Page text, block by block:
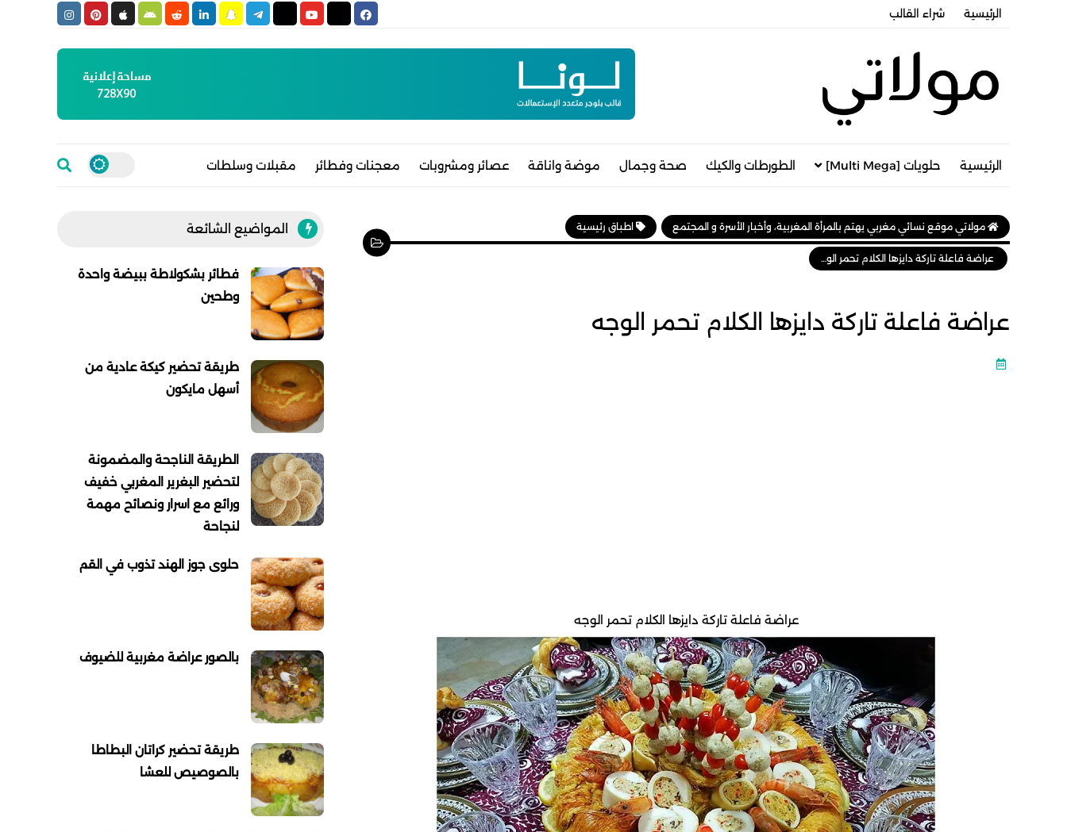
الرئيسية شراء القالب
الرئيسية حلويات [Multi Mega] الطورطات والكيك صحة وجمال موضة واناقة عصائر ومشروبات معجنات وفطائر مقبلات وسلطات
مولاتي موقع نسائي مغربي يهتم بالمرأة المغربية، وأخبار الأسرة و المجتمع اطباق رئيسية
عراضة فاعلة تاركة دايزها الكلام تحمر الوجه
عراضة فاعلة تاركة دايزها الكلام تحمر الوجه
عراضة فاعلة تاركة دايزها الكلام تحمر الوجه
المواضيع الشائعة
فطائر بشكولاطة ببيضة واحدة
وطحين
طريقة تحضير كيكة عادية من
أسهل مايكون
الطريقة الناجحة والمضمونة
لتحضير البغرير المغربي خفيف
ورائع مع اسرار ونصائح مهمة
لنجاحة
حلوى جوز الهند تذوب في القم
بالصور عراضة مغربية للضيوف
طريقة تحضير كراتان البطاطا
بالصوصيص للعشا